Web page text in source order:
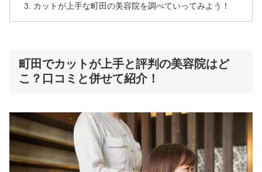
カットが上手な町田の美容院を調べていってみよう！
町田でカットが上手と評判の美容院はど
こ？口コミと併せて紹介！